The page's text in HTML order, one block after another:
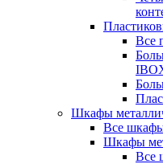
Все
Шкафы
Все
Шкафы
Все